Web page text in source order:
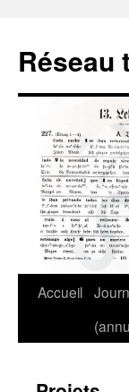
contenu
Réseau
Accueil